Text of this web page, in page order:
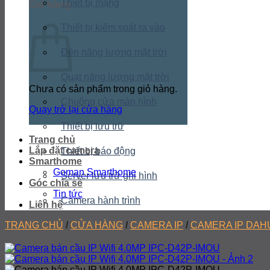
Giỏ hàng
Chưa có sản phẩm trong giỏ hàng.
Quay trở lại cửa hàng
Thiết bị mạng
Đèn năng lượng mặt trời
Thiết bị lưu trữ
Thiết bị báo động
Server lưu trữ ghi hình
Camera hành trình
Trang chủ
Lắp đặt camera
Smarthome
Goman Smarthome
Góc chia sẻ
Tin tức
Liên hệ
TRANG CHỦ / CỬA HÀNG / CAMERA IP / CAMERA IP